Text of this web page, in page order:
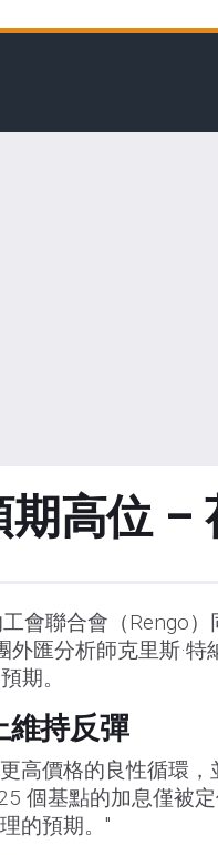
高位 –
會聯合會（Rengo）
匯分析師克里斯·特
期。
維持反彈
高價格的良性循環，
個基點的加息僅被
的預期。"